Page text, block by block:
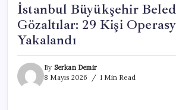
İstanbul Büyükşehir
Gözaltılar: 29 Kişi
Yakalandı
By Serkan Demir
8 Mayıs 2026
1 Min Read